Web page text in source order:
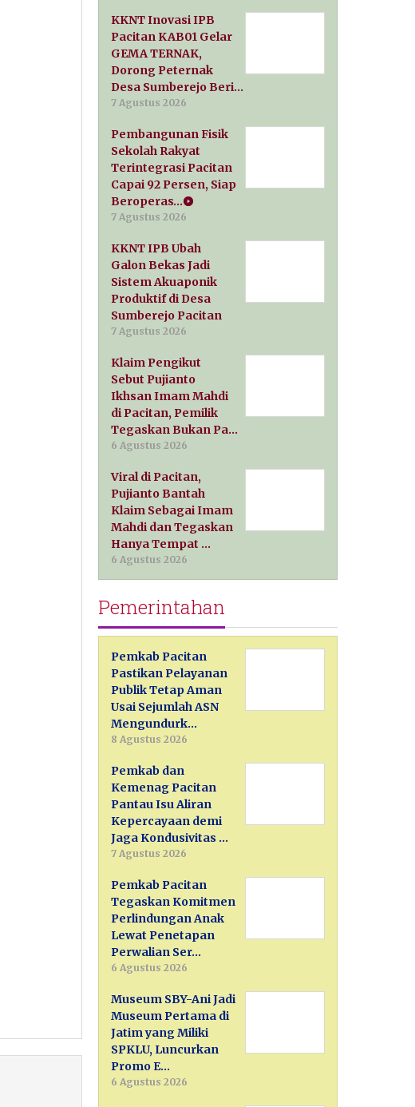
KKNT Inovasi IPB
Pacitan KAB01 Gelar
GEMA TERNAK,
Dorong Peternak
Desa Sumberejo Beri…
7 Agustus 2026
Pembangunan Fisik
Sekolah Rakyat
Terintegrasi Pacitan
Capai 92 Persen, Siap
Beroperas…
7 Agustus 2026
KKNT IPB Ubah
Galon Bekas Jadi
Sistem Akuaponik
Produktif di Desa
Sumberejo Pacitan
7 Agustus 2026
Klaim Pengikut
Sebut Pujianto
Ikhsan Imam Mahdi
di Pacitan, Pemilik
Tegaskan Bukan Pa…
6 Agustus 2026
Viral di Pacitan,
Pujianto Bantah
Klaim Sebagai Imam
Mahdi dan Tegaskan
Hanya Tempat …
6 Agustus 2026
Pemerintahan
Pemkab Pacitan
Pastikan Pelayanan
Publik Tetap Aman
Usai Sejumlah ASN
Mengundurk…
8 Agustus 2026
Pemkab dan
Kemenag Pacitan
Pantau Isu Aliran
Kepercayaan demi
Jaga Kondusivitas …
7 Agustus 2026
Pemkab Pacitan
Tegaskan Komitmen
Perlindungan Anak
Lewat Penetapan
Perwalian Ser…
6 Agustus 2026
Museum SBY-Ani Jadi
Museum Pertama di
Jatim yang Miliki
SPKLU, Luncurkan
Promo E…
6 Agustus 2026